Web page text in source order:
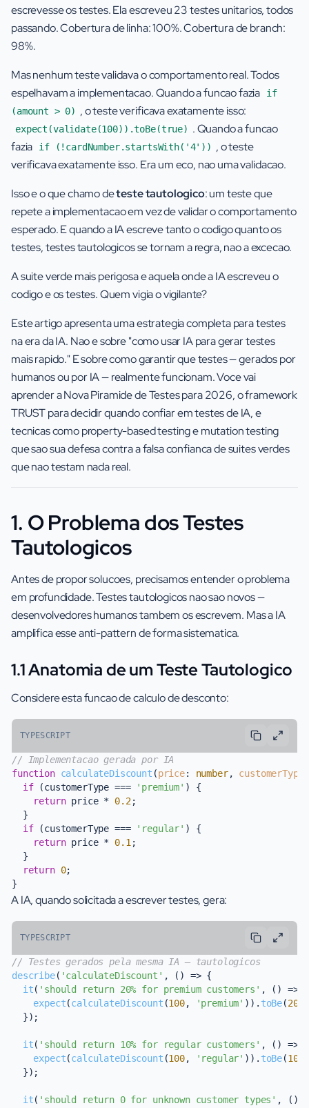
escrevesse os testes. Ela escreveu 23 testes unitarios, todos
passando. Cobertura de linha: 100%. Cobertura de branch:
98%.
Mas nenhum teste validava o comportamento real. Todos
espelhavam a implementacao. Quando a funcao fazia
if
(amount > 0) , o teste verificava exatamente isso:
expect(validate(100)).toBe(true) . Quando a funcao
fazia
if (!cardNumber.startsWith('4')) , o teste
verificava exatamente isso. Era um eco, nao uma validacao.
Isso e o que chamo deteste tautologico: um teste que
repete a implementacao em vez de validar o comportamento
esperado. E quando a IA escreve tanto o codigo quanto os
testes, testes tautologicos se tornam a regra, nao a excecao.
A suite verde mais perigosa e aquela onde a IA escreveu o
codigo e os testes. Quem vigia o vigilante?
Este artigo apresenta uma estrategia completa para testes
na era da IA. Nao e sobre "como usar IA para gerar testes
mais rapido." E sobre como garantir que testes — gerados por
humanos ou por IA — realmente funcionam. Voce vai
aprender a Nova Piramide de Testes para 2026, o framework
TRUST para decidir quando confiar em testes de IA, e
tecnicas como property-based testing e mutation testing
que sao sua defesa contra a falsa confianca de suites verdes
que nao testam nada real.
1. O Problema dos Testes
Tautologicos
Antes de propor solucoes, precisamos entender o problema
em profundidade. Testes tautologicos nao sao novos —
desenvolvedores humanos tambem os escrevem. Mas a IA
amplifica esse anti-pattern de forma sistematica.
1.1 Anatomia de um Teste Tautologico
Considere esta funcao de calculo de desconto:
TYPESCRIPT
// Implementacao gerada por IA
function calculateDiscount (price: number, customerType
if (customerType === 'premium' ) {
return price * 0.2;
  }
if (customerType === 'regular' ) {
return price * 0.1 ;
  }
return 0;
A IA, quando solicitada a escrever testes, gera:
TYPESCRIPT
// Testes gerados pela mesma IA — tautologicos
describe( 'calculateDiscount' , () => {
it( 'should return 20% for premium customers' , () =>
expect(calculateDiscount (100, 'premium' )). toBe(20
  });
it( 'should return 10% for regular customers' , () =>
expect(calculateDiscount (100, 'regular' )). toBe(10
  });
it( 'should return 0 for unknown customer types' ,
()